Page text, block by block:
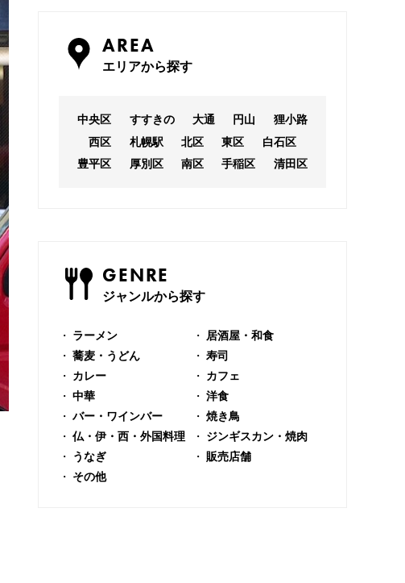
AREA
エリアから探す
中央区 すすきの 大通 円山
狸小路
西区
札幌駅 北区 東区
白石区
豊平区
厚別区 南区 手稲区 清田区
GENRE
ジャンルから探す
ラーメン
居酒屋・和食
蕎麦・うどん
寿司
カレー
カフェ
中華
洋食
バー・ワインバー
焼き鳥
仏・伊・西・外国料理
ジンギスカン・焼肉
うなぎ
販売店舗
その他